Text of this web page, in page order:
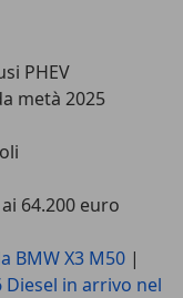
PHEV
metà 2025
64.200 euro
BMW X3 M50 |
Diesel in arrivo nel